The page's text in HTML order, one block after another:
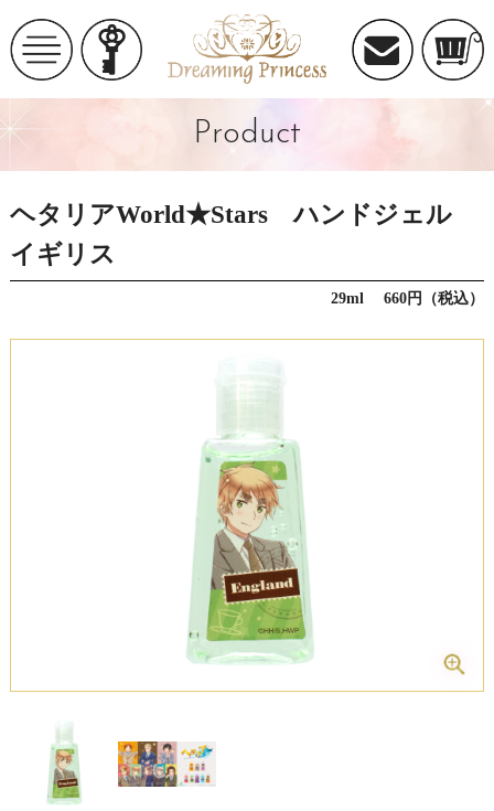
Product
ヘタリアWorld★Stars ハンドジェル
イギリス
29ml 660円（税込）